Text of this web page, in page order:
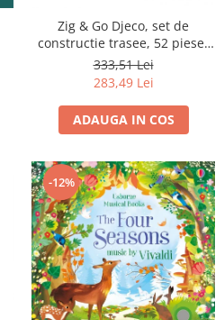
Zig & Go Djeco, set de
constructie trasee, 52 piese-
Muzica
333,51 Lei
283,49 Lei
ADAUGA IN COS
-12%